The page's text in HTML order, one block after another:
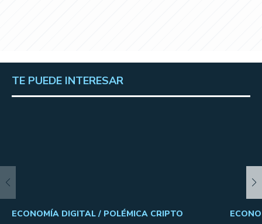
TE PUEDE INTERESAR
ECONOMÍA DIGITAL / POLÉMICA CRIPTO